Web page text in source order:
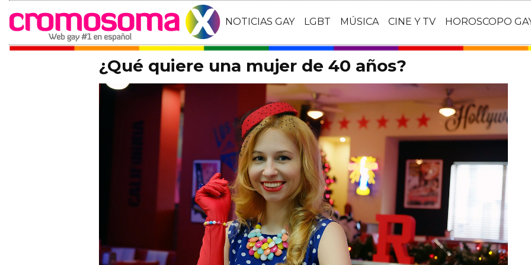
NOTICIAS GAY LGBT MÚSICA CINE Y TV HOROSCOPO
¿Qué quiere una mujer de 40 años?